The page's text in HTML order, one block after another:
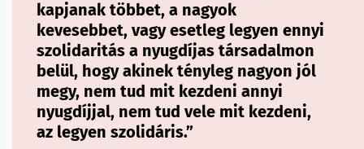
kapjanak többet, a nagyok
kevesebbet, vagy esetleg legyen ennyi
szolidaritás a nyugdíjas társadalmon
belül, hogy akinek tényleg nagyon jól
megy, nem tud mit kezdeni annyi
nyugdíjjal, nem tud vele mit kezdeni,
az legyen szolidáris.”